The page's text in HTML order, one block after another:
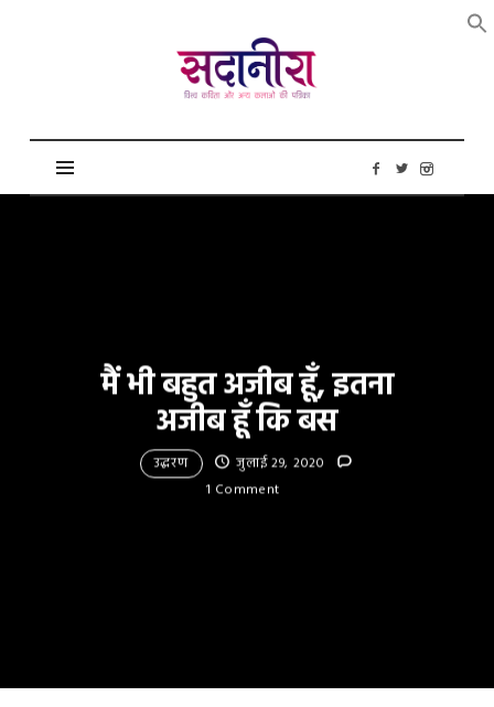
सदानीरा
मैं भी बहुत अजीब हूँ, इतना
अजीब हूँ कि बस
उद्धरण
जुलाई 29, 2020
1 Comment